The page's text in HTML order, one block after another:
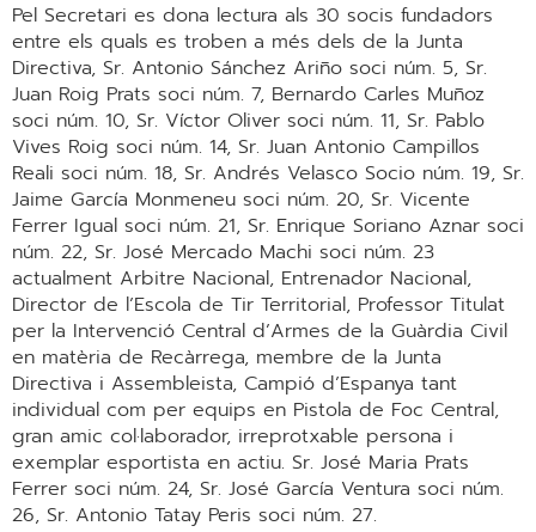
Pel Secretari es dona lectura als 30 socis fundadors
entre els quals es troben a més dels de la Junta
Directiva, Sr. Antonio Sánchez Ariño soci núm. 5, Sr.
Juan Roig Prats soci núm. 7, Bernardo Carles Muñoz
soci núm. 10, Sr. Víctor Oliver soci núm. 11, Sr. Pablo
Vives Roig soci núm. 14, Sr. Juan Antonio Campillos
Reali soci núm. 18, Sr. Andrés Velasco Socio núm. 19, Sr.
Jaime García Monmeneu soci núm. 20, Sr. Vicente
Ferrer Igual soci núm. 21, Sr. Enrique Soriano Aznar soci
núm. 22, Sr. José Mercado Machi soci núm. 23
actualment Arbitre Nacional, Entrenador Nacional,
Director de l’Escola de Tir Territorial, Professor Titulat
per la Intervenció Central d’Armes de la Guàrdia Civil
en matèria de Recàrrega, membre de la Junta
Directiva i Assembleista, Campió d’Espanya tant
individual com per equips en Pistola de Foc Central,
gran amic col·laborador, irreprotxable persona i
exemplar esportista en actiu. Sr. José Maria Prats
Ferrer soci núm. 24, Sr. José García Ventura soci núm.
26, Sr. Antonio Tatay Peris soci núm. 27.